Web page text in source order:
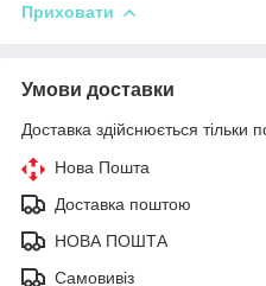
Приховати
Умови доставки
Доставка здійснюється тільки
Нова Пошта
Доставка поштою
НОВА ПОШТА
Самовивіз